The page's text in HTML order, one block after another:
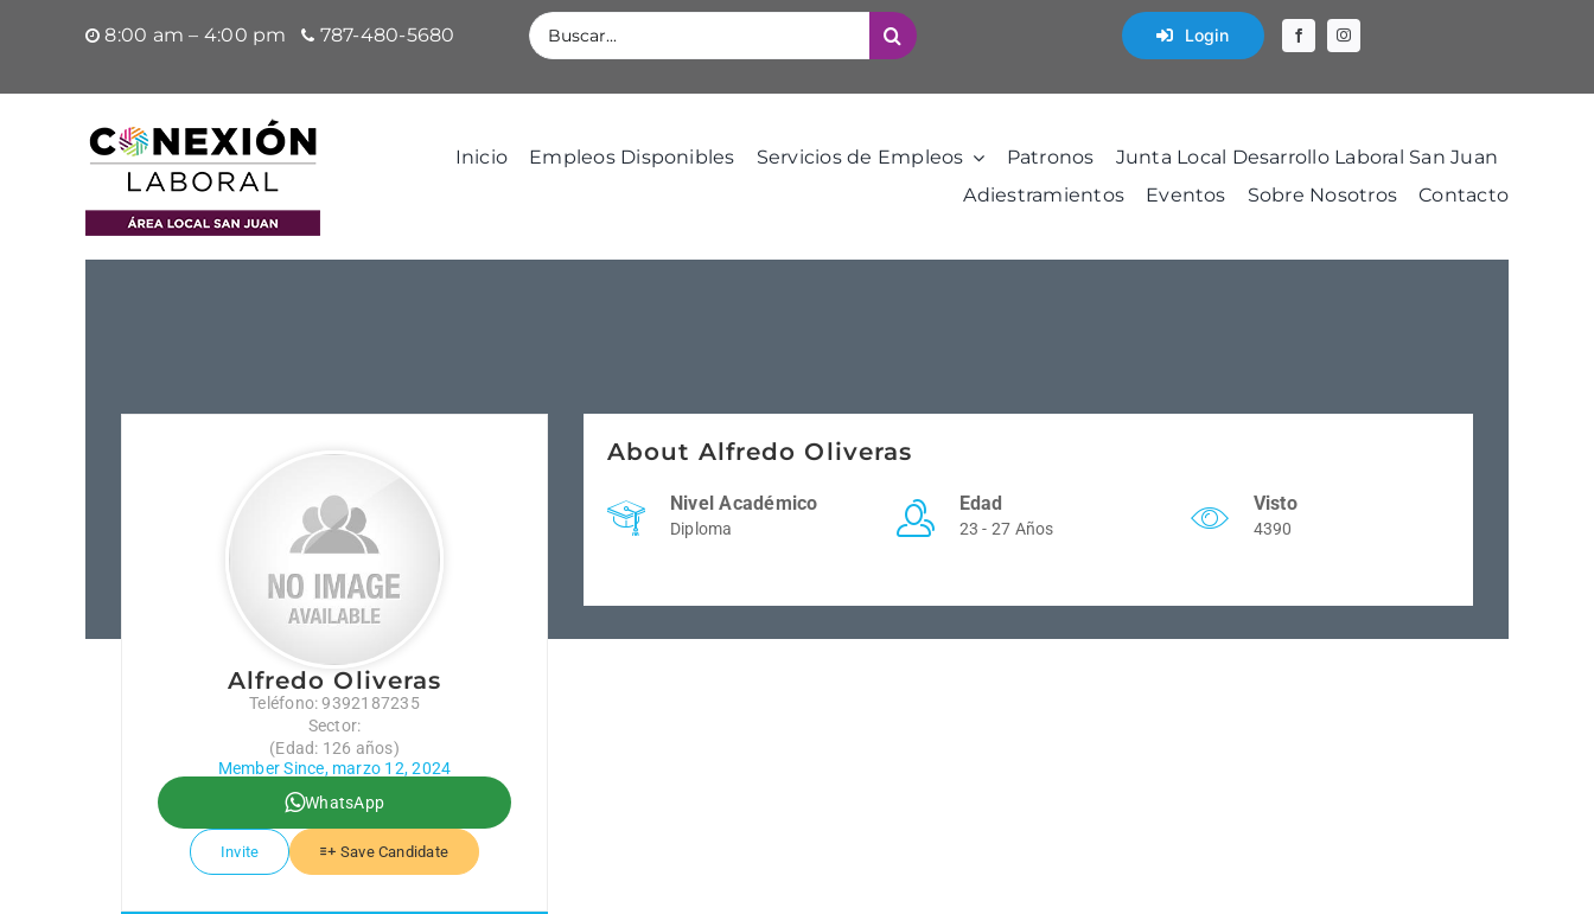
8:00 am – 4:00 pm 787-480-5680 Buscar: Login
Inicio Empleos Disponibles Servicios de Empleos Patronos
Junta Local Desarrollo Laboral San Juan
Adiestramientos
Eventos Sobre Nosotros Contacto
Alfredo Oliveras
Teléfono: 9392187235
Sector:
(Edad: 126 años)
Member Since, marzo 12, 2024
WhatsApp
Invite Save Candidate
About Alfredo Oliveras
Nivel Académico
Diploma
Edad
23 - 27 Años
Visto
4390